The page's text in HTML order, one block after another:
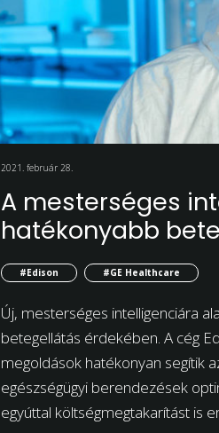
2021. február 28.
A mesterséges
hatékonyabb
#Edison #GE Healthcare
Új, mesterséges intelligenciára
betegellátás érdekében. A cég
megoldások hatékonyan segítik
egészségügyi berendezések
egyúttal költségmegtakarítást is